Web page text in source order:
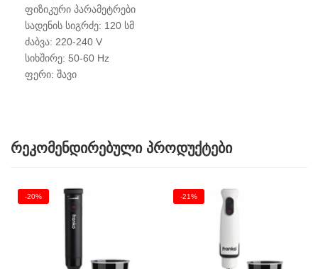
ფიზიკური პარამეტრები
სადენის სიგრძე: 120 სმ
ძაბვა: 220-240 V
სიხშირე: 50-60 Hz
ფერი: შავი
რეკომენდირებული პროდუქტები
-20% -21%